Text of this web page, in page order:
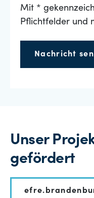
Mit *
Pflichtfelder und
Nachricht
Unser
gefördert